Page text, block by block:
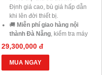
Định giá cao, bù giá hấp dẫn
khi lên đời thiết bị.
🚚 Miễn phí giao hàng nội
thành Đà Nẵng, kiểm tra máy
trước khi thanh toán.
💳
Trả góp 0% qua thẻ tín
dụng hoặcHD Saison chỉ từ
1%/tháng, thủ tục đơn giản.
29,300,000 đ
MUA NGAY